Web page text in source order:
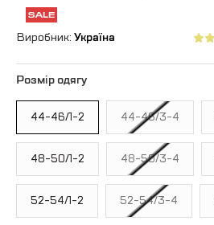
Виробник: Україна
Розмір одягу
44-46/1-2 44-46/3-4
48-50/1-2 48-50/3-4
52-54/1-2 52-54/3-4